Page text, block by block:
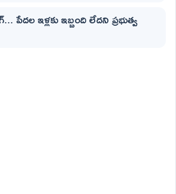
పేదల ఇళ్లకు ఇబ్బంది లేదని ప్రభుత్వ